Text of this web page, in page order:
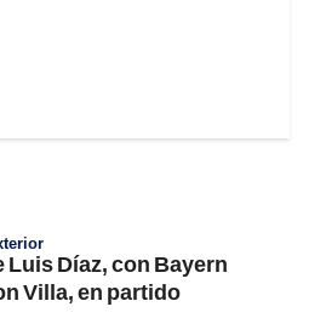
Luis Díaz, con Bayern
Villa, en partido